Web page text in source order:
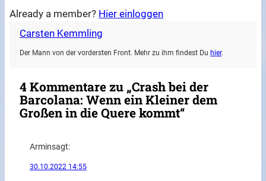
Already a member? Hier einloggen
Carsten Kemmling
Der Mann von der vordersten Front. Mehr zu ihm findest Du hier.
4 Kommentare zu „Crash bei der
Barcolana: Wenn ein Kleiner dem
Großen in die Quere kommt“
Arminsagt:
30.10.2022 14:55